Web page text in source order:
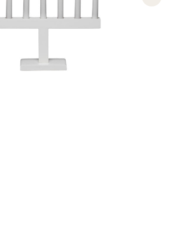
Next slide